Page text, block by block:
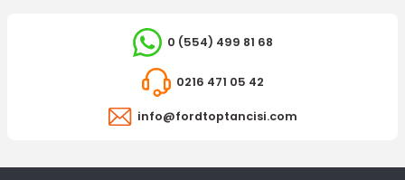
0 (554) 499 81 68
0216 471 05 42
info@fordtoptancisi.com